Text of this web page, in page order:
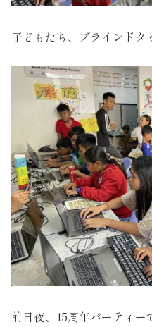
子どもたち、ブラインドタ
前日夜、15周年パーティー